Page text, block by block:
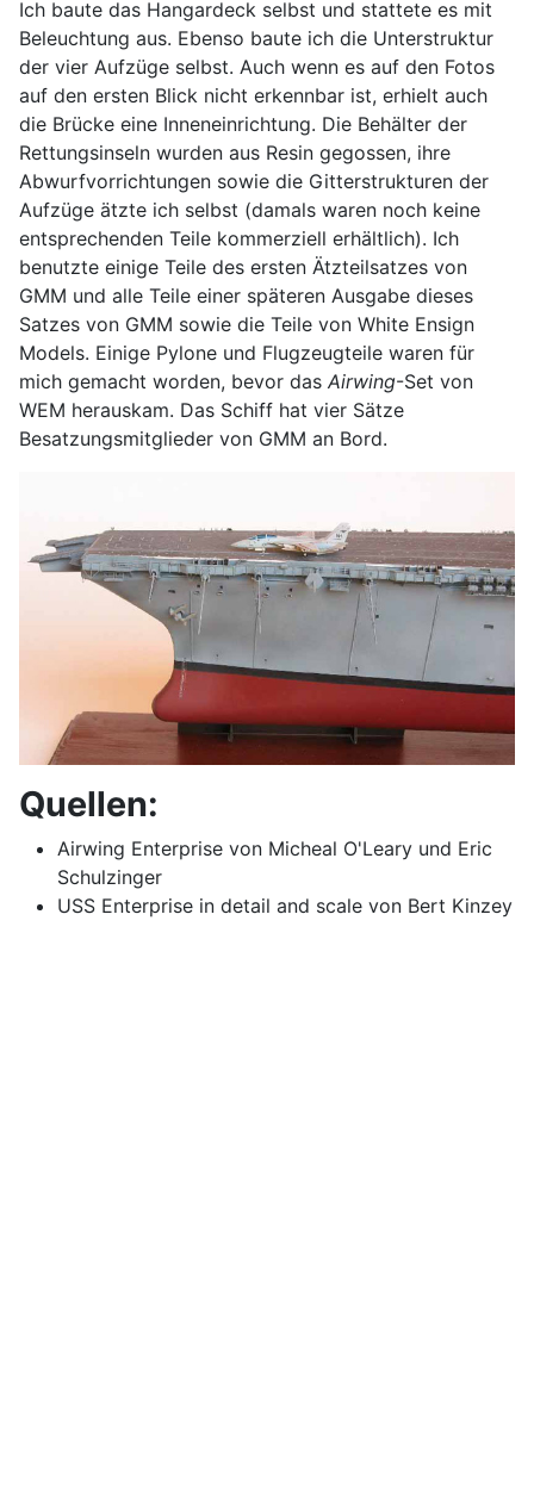
Ich baute das Hangardeck selbst und stattete es mit
Beleuchtung aus. Ebenso baute ich die Unterstruktur
der vier Aufzüge selbst. Auch wenn es auf den Fotos
auf den ersten Blick nicht erkennbar ist, erhielt auch
die Brücke eine Inneneinrichtung. Die Behälter der
Rettungsinseln wurden aus Resin gegossen, ihre
Abwurfvorrichtungen sowie die Gitterstrukturen der
Aufzüge ätzte ich selbst (damals waren noch keine
entsprechenden Teile kommerziell erhältlich). Ich
benutzte einige Teile des ersten Ätzteilsatzes von
GMM und alle Teile einer späteren Ausgabe dieses
Satzes von GMM sowie die Teile von White Ensign
Models. Einige Pylone und Flugzeugteile waren für
mich gemacht worden, bevor das Airwing-Set von
WEM herauskam. Das Schiff hat vier Sätze
Besatzungsmitglieder von GMM an Bord.
Quellen:
Airwing Enterprise von Micheal O'Leary und Eric
Schulzinger
USS Enterprise in detail and scale von Bert Kinzey